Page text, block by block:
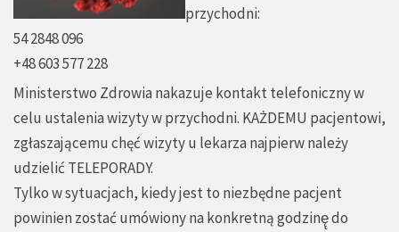
przychodni:
54 2848 096
+48 603 577 228
Ministerstwo Zdrowia nakazuje kontakt telefoniczny w
celu ustalenia wizyty w przychodni. KAŻDEMU pacjentowi,
zgłaszającemu chęć wizyty u lekarza najpierw należy
udzielić TELEPORADY.
Tylko w sytuacjach, kiedy jest to niezbędne pacjent
powinien zostać umówiony na konkretną godzinę̨ do